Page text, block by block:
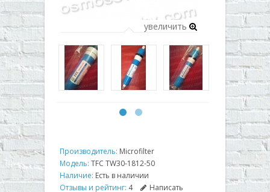
увеличить
Производитель: Microfilter
Модель: TFC TW30-1812-50
Наличие: Есть в наличии
Отзывы и рейтинг: 4 Написать